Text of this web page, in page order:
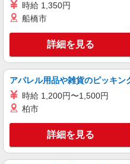
給1,320円〜
円〜 ◆初任
護福祉士：時給1,400円〜
給与幅は経験・能力に
り）
鉄五条」駅 ★勤務地は3000ヶ所以上★ 自宅から
通いやすいエ
下さい！！
キープ
派遣社員
株式会社kotrio /●FK-H-2086381
＜太宰府市
勤務≫≪夕
時給1450
通費全支給(
時給 1,350円
船橋市
詳細を見る
アパレル用品や雑貨のピッキン
時給 1,200円〜1,500円
柏市
詳細を見る